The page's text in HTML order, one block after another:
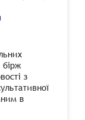
бірж
з
в